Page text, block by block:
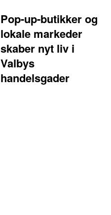
Pop-up-butikker og
lokale markeder
skaber nyt liv i
Valbys
handelsgader